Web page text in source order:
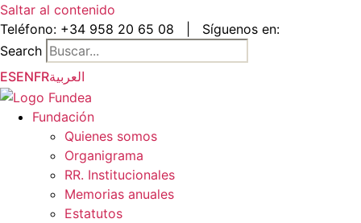
Saltar al contenido
Teléfono: +34 958 20 65 08
Síguenos en:
Search
ESENFRالعربية
Fundación
Quienes somos
Organigrama
RR. Institucionales
Memorias anuales
Estatutos